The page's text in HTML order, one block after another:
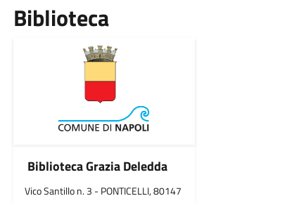
Biblioteca
Biblioteca Grazia Deledda
Vico Santillo n. 3 - PONTICELLI, 80147